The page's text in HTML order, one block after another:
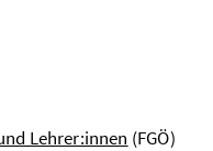
Lehrer:innen (FGÖ)